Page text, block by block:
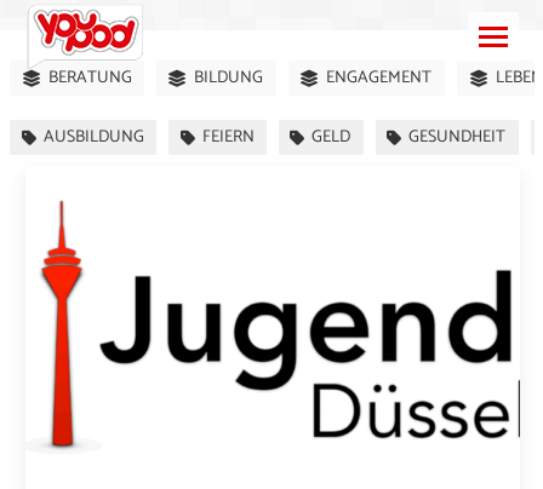
BERATUNG BILDUNG ENGAGEMENT LEBEN
AUSBILDUNG FEIERN GELD GESUNDHEIT